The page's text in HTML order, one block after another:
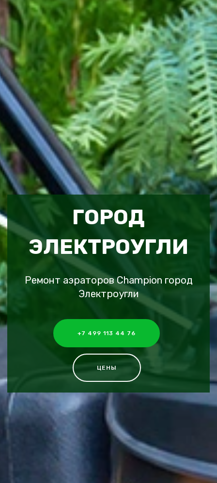
ГОРОД
ЭЛЕКТРОУГЛИ
Ремонт аэраторов Champion город
Электроугли
+7 499 113 44 76
ЦЕНЫ